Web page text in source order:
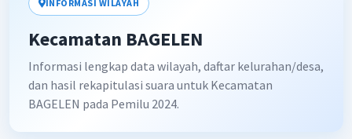
INFORMASI WILAYAH
Kecamatan BAGELEN
Informasi lengkap data wilayah, daftar kelurahan/desa,
dan hasil rekapitulasi suara untuk Kecamatan
BAGELEN pada Pemilu 2024.